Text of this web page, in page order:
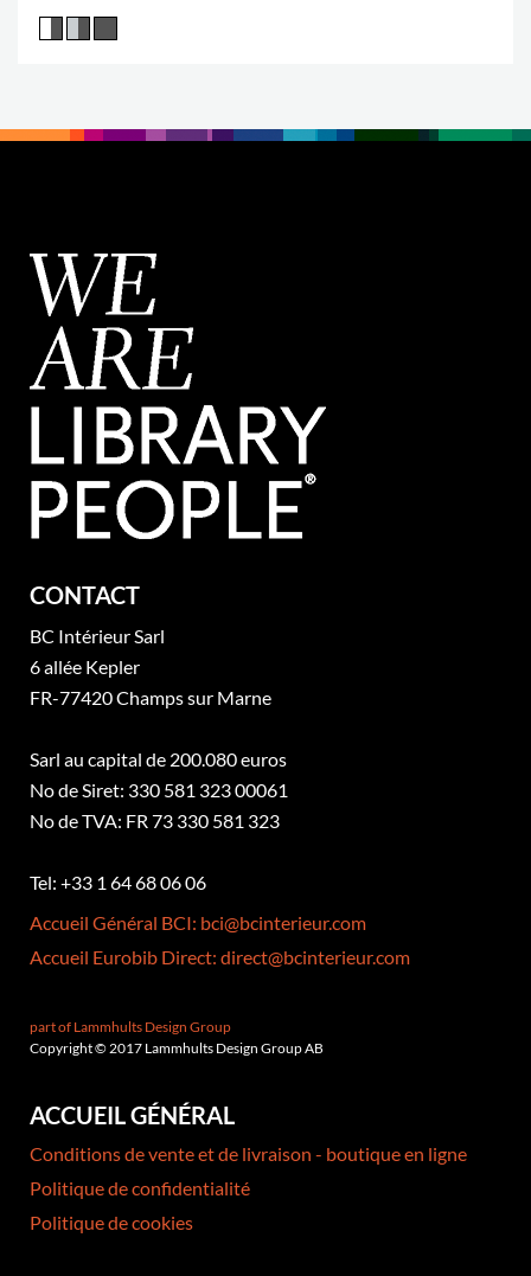
CONTACT
BC Intérieur Sarl
6 allée Kepler
FR-77420 Champs sur Marne
Sarl au capital de 200.080 euros
No de Siret: 330 581 323 00061
No de TVA: FR 73 330 581 323
Tel: +33 1 64 68 06 06
Accueil Général BCI: bci@bcinterieur.com
Accueil Eurobib Direct: direct@bcinterieur.com
part of Lammhults Design Group
Copyright © 2017 Lammhults Design Group AB
ACCUEIL GÉNÉRAL
Conditions de vente et de livraison - boutique en ligne
Politique de confidentialité
Politique de cookies